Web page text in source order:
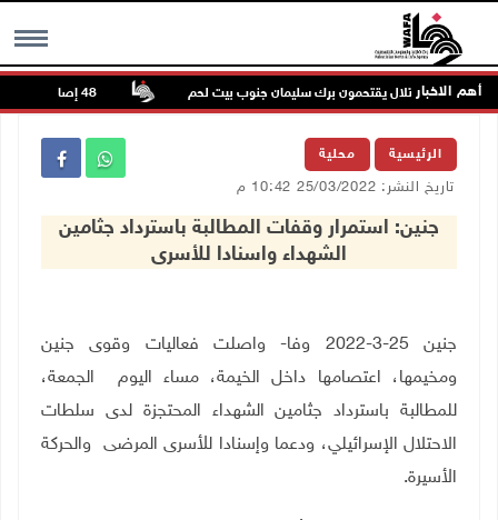
MENU أهم الاخبار
قوات الاحتلال يقتحمون برك سليمان جنوب بيت لحم 48 إصابة منذ بدء عدوان الاحتلال على مخيم قلنديا وكفر عقب شمال القدس
الرئيسية محلية
تاريخ النشر: 25/03/2022 10:42 م
جنين: استمرار وقفات المطالبة باسترداد جثامين
الشهداء واسنادا للأسرى
جنين 25-3-2022 وفا- واصلت فعاليات وقوى جنين
ومخيمها، اعتصامها داخل الخيمة، مساء اليوم الجمعة،
للمطالبة باسترداد جثامين الشهداء المحتجزة لدى سلطات
الاحتلال الإسرائيلي، ودعما وإسنادا للأسرى المرضى والحركة
الأسيرة.